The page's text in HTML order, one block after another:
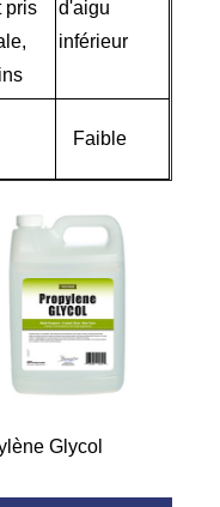
pris
d'aigu
inférieur
Faible
Glycol